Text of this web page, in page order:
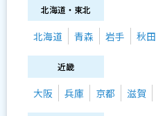
北海道・東北
北海道 青森 岩手 秋田
近畿
大阪 兵庫 京都 滋賀